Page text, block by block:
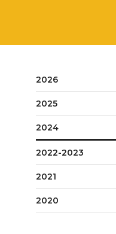
2026
2025
2024
2022-2023
2021
2020